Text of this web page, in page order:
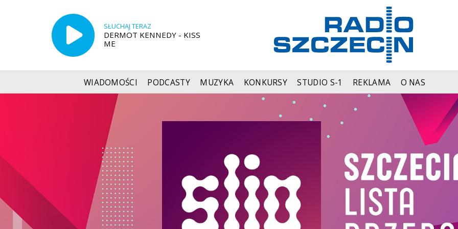
SŁUCHAJ TERAZ
DERMOT KENNEDY - KISS
ME
WIADOMOŚCI PODCASTY MUZYKA KONKURSY STUDIO S-1 REKLAMA O NAS